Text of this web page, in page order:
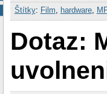
Štítky: Film hardware,
Dotaz: